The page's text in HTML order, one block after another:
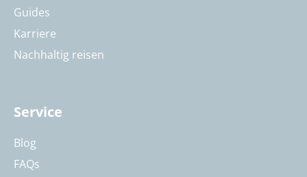
Guides
Karriere
Nachhaltig reisen
Service
Blog
FAQs